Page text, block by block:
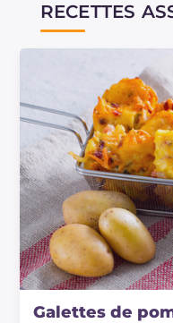
RECETTES
Galettes de